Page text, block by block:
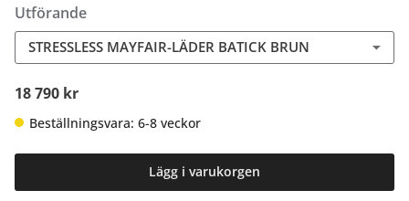
Utförande
STRESSLESS MAYFAIR-LÄDER BATICK BRUN
18 790 kr
Beställningsvara: 6-8 veckor
Lägg i varukorgen